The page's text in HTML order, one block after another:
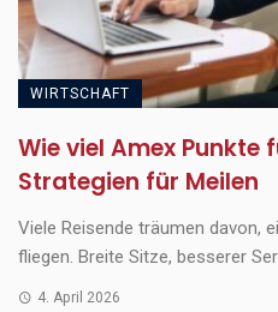
WIRTSCHAFT
Wie viel Amex Punkte
Strategien für Meilen
Viele Reisende träumen davon,
fliegen. Breite Sitze, besserer
4. April 2026